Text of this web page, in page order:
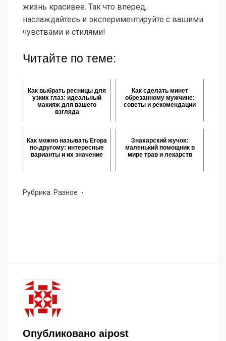
жизнь красивее. Так что вперед,
наслаждайтесь и экспериментируйте с вашими
чувствами и стилями!
Читайте по теме:
Как выбрать ресницы для
узких глаз: идеальный
макияж для вашего
взгляда
Как сделать минет
обрезанному мужчине:
советы и рекомендации
Как можно называть Егора
по-другому: интересные
варианты и их значение
Знахарский жучок:
маленький помощник в
мире трав и лекарств
Рубрика: Разное
Опубликовано aipost